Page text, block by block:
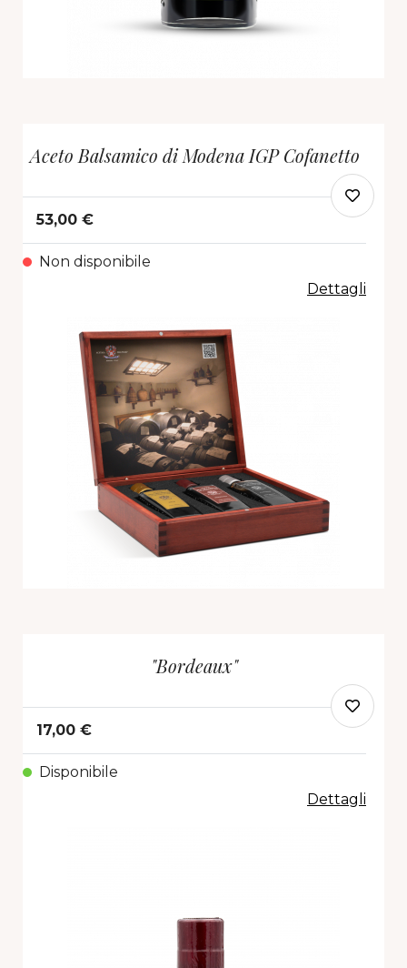
Aceto Balsamico di Modena IGP Cofanetto
53,00 €
Non disponibile
Dettagli
"Bordeaux"
17,00 €
Disponibile
Dettagli